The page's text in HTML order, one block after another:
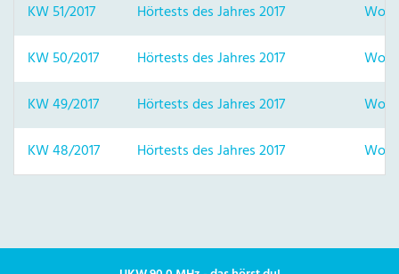
KW 51/2017
Hörtests des Jahres 2017
KW 50/2017
Hörtests des Jahres 2017
KW 49/2017
Hörtests des Jahres 2017
KW 48/2017
Hörtests des Jahres 2017